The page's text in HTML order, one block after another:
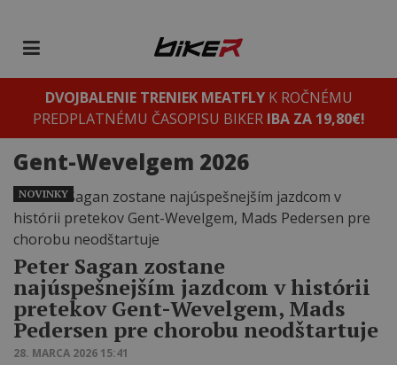
DVOJBALENIE TRENIEK MEATFLYK ROČNÉMU
PREDPLATNÉMU ČASOPISU BIKER IBA ZA 19,80€!
Gent-Wevelgem 2026
Peter Sagan zostane
najúspešnejším jazdcom v histórii
pretekov Gent-Wevelgem, Mads
Pedersen pre chorobu neodštartuje
28. MARCA 2026 15:41
NOVINKY